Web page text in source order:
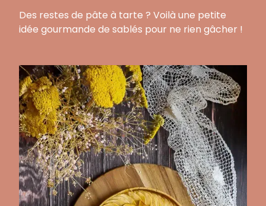
Des restes de pâte à tarte ? Voilà une petite
idée gourmande de sablés pour ne rien gâcher !